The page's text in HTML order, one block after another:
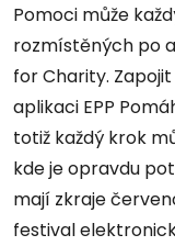
Pomoci může
rozmístěných po
for Charity.
aplikaci EPP
totiž každý krok
kde je opravdu
mají zkraje
festival